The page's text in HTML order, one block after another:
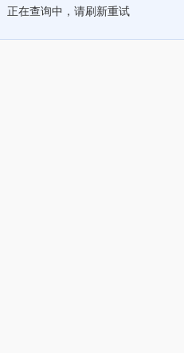
正在查询中，请刷新重试